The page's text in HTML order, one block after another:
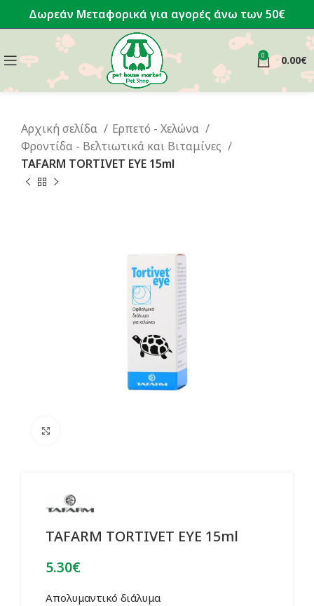
Δωρεάν Μεταφορικά για αγορές άνω των 50€
0 0.00€
Αρχική σελίδα
Ερπετό - Χελώνα
Φροντίδα - Βελτιωτικά και Βιταμίνες
TAFARM TORTIVET EYE 15ml
TAFARM TORTIVET EYE 15ml
5.30€
Απολυμαντικό διάλυμα